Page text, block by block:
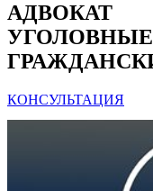
АДВОКАТ
КОНСУЛЬТАЦИЯ